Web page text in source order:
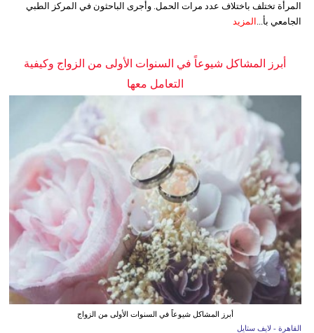
المرأة تختلف باختلاف عدد مرات الحمل. وأجرى الباحثون في المركز الطبي
الجامعي بأ... المزيد
أبرز المشاكل شيوعاً في السنوات الأولى من الزواج وكيفية
التعامل معها
أبرز المشاكل شيوعاً في السنوات الأولى من الزواج
القاهرة - لايف ستايل